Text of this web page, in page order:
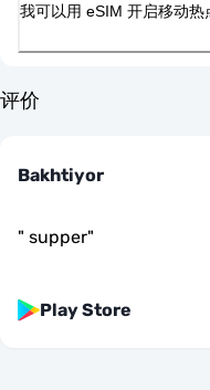
我可以用 eSIM 开启移动热
评价
Bakhtiyor
" supper"
Play Store